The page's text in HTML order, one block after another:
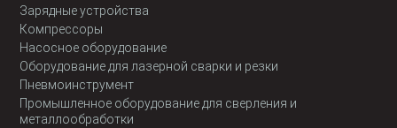
Зарядные устройства
Компрессоры
Насосное оборудование
Оборудование для лазерной сварки и резки
Пневмоинструмент
Промышленное оборудование для сверления и
металлообработки